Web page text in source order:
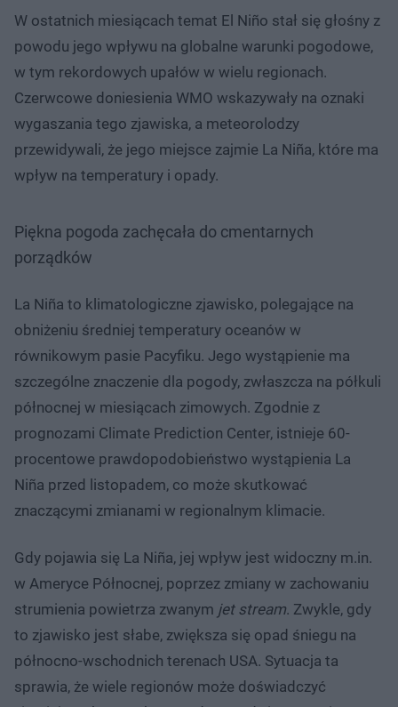
W ostatnich miesiącach temat El Niño stał się głośny z
powodu jego wpływu na globalne warunki pogodowe,
w tym rekordowych upałów w wielu regionach.
Czerwcowe doniesienia WMO wskazywały na oznaki
wygaszania tego zjawiska, a meteorolodzy
przewidywali, że jego miejsce zajmie La Niña, które ma
wpływ na temperatury i opady.
Piękna pogoda zachęcała do cmentarnych
porządków
La Niña to klimatologiczne zjawisko, polegające na
obniżeniu średniej temperatury oceanów w
równikowym pasie Pacyfiku. Jego wystąpienie ma
szczególne znaczenie dla pogody, zwłaszcza na półkuli
północnej w miesiącach zimowych. Zgodnie z
prognozami Climate Prediction Center, istnieje 60-
procentowe prawdopodobieństwo wystąpienia La
Niña przed listopadem, co może skutkować
znaczącymi zmianami w regionalnym klimacie.
Gdy pojawia się La Niña, jej wpływ jest widoczny m.in.
w Ameryce Północnej, poprzez zmiany w zachowaniu
strumienia powietrza zwanym jet stream. Zwykle, gdy
to zjawisko jest słabe, zwiększa się opad śniegu na
północno-wschodnich terenach USA. Sytuacja ta
sprawia, że wiele regionów może doświadczyć